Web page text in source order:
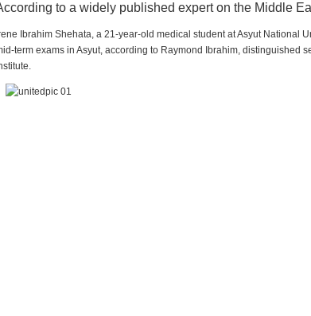
to a widely published expert on the Middle
Ibrahim Shehata, a 21-year-old medical student at Asyut National
term exams in Asyut, according to Raymond Ibrahim, distinguished